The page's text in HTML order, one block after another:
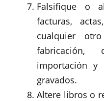
Falsifique o
facturas,
cualquier
fabricación,
importación y
gravados.
Altere libros o